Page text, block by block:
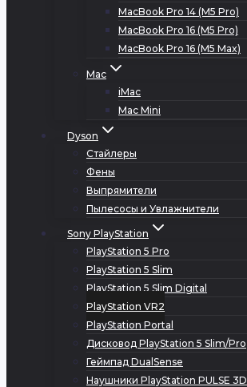
MacBook Pro 14 (M5 Pro)
MacBook Pro 16 (M5 Pro)
MacBook Pro 16 (M5 Max)
Mac
iMac
Mac Mini
Dyson
Стайлеры
Фены
Выпрямители
Пылесосы и Увлажнители
Sony PlayStation
PlayStation 5 Pro
PlayStation 5 Slim
PlayStation 5 Slim Digital
PlayStation VR2
PlayStation Portal
Дисковод PlayStation 5 Slim/Pro
Геймпад DualSense
Наушники PlayStation PULSE 3D